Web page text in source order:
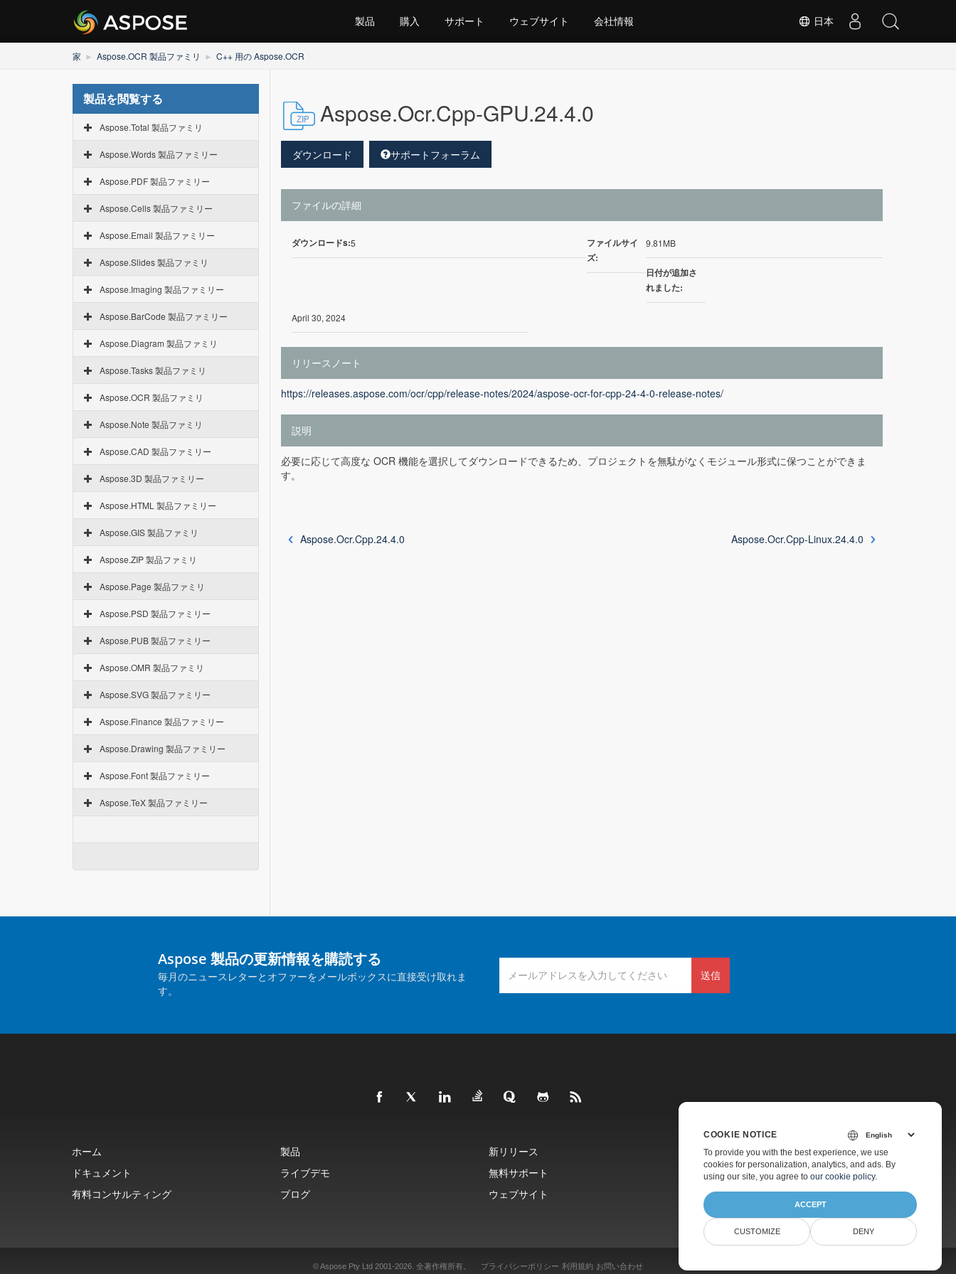
日本
製品 購入 サポート ウェブサイト 会社情報
家 Aspose.OCR 製品ファミリ C++ 用の Aspose.OCR
製品を閲覧する
Aspose.Total 製品ファミリ
Aspose.Words 製品ファミリー
Aspose.PDF 製品ファミリー
Aspose.Cells 製品ファミリー
Aspose.Email 製品ファミリー
Aspose.Slides 製品ファミリ
Aspose.Imaging 製品ファミリー
Aspose.BarCode 製品ファミリー
Aspose.Diagram 製品ファミリ
Aspose.Tasks 製品ファミリ
Aspose.OCR 製品ファミリ
Aspose.Note 製品ファミリ
Aspose.CAD 製品ファミリー
Aspose.3D 製品ファミリー
Aspose.HTML 製品ファミリー
Aspose.GIS 製品ファミリ
Aspose.ZIP 製品ファミリ
Aspose.Page 製品ファミリ
Aspose.PSD 製品ファミリー
Aspose.PUB 製品ファミリー
Aspose.OMR 製品ファミリ
Aspose.SVG 製品ファミリー
Aspose.Finance 製品ファミリー
Aspose.Drawing 製品ファミリー
Aspose.Font 製品ファミリー
Aspose.TeX 製品ファミリー
Aspose.Ocr.Cpp-GPU.24.4.0
ダウンロード サポートフォーラム
ファイルの詳細
ダウンロードs:5
ファイルサイ
ズ:
9.81MB
日付が追加さ
れました:
April 30, 2024
リリースノート
https://releases.aspose.com/ocr/cpp/release-notes/2024/aspose-ocr-for-cpp-24-4-0-release-notes/
説明
必要に応じて高度な OCR 機能を選択してダウンロードできるため、プロジェクトを無駄がなくモジュール形式に保つことができま
す。
Aspose.Ocr.Cpp.24.4.0 Aspose.Ocr.Cpp-Linux.24.4.0
Aspose 製品の更新情報を購読する
毎月のニュースレターとオファーをメールボックスに直接受け取れま
す。
送信
ホーム 製品 新リリース
価格
ドキュメント
ライブデモ 無料サポート
有料サポート
有料コンサルティング
ブログ ウェブサイト 会社情報
© Aspose Pty Ltd 2001-2026. 全著作権所有。 プライバシーポリシー 利用規約 お問い合わせ
COOKIE NOTICE
To provide you with the best experience, we use
cookies for personalization, analytics, and ads. By
using our site, you agree to our cookie policy.
ACCEPT
CUSTOMIZE DENY